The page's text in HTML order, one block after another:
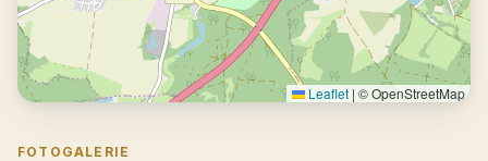
Leaflet | © OpenStreetMap
FOTOGALERIE